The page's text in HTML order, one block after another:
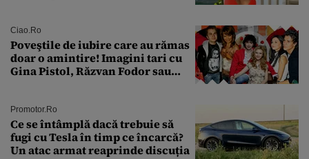
îmi salvez viața”
Ciao.ro
Poveştile de iubire care au rămas
doar o amintire! Imagini tari cu
Gina Pistol, Răzvan Fodor sau
Promotor.ro
Ce se întâmplă dacă trebuie să
fugi cu Tesla în timp ce încarcă?
Un atac armat reaprinde discuția